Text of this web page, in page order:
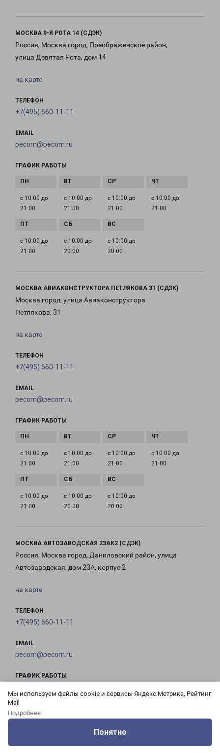
Мы используем файлы cookie и сервисы Яндекс.Метрика, Рейтинг
Mail
Подробнее
Понятно
МОСКВА 9-Я РОТА 14 (СДЭК)
Россия, Москва город, Преображенское район,
улица Девятая Рота, дом 14
на карте
ТЕЛЕФОН
+7(495) 660-11-11
EMAIL
pecom@pecom.ru
ГРАФИК РАБОТЫ
с 10:00 до
21:00
с 10:00 до
21:00
с 10:00 до
21:00
с 10:00 до
21:00
с 10:00 до
21:00
с 10:00 до
20:00
с 10:00 до
20:00
МОСКВА АВИАКОНСТРУКТОРА ПЕТЛЯКОВА 31 (СДЭК)
Москва город, улица Авиаконструктора
Петлякова, 31
на карте
ТЕЛЕФОН
+7(495) 660-11-11
EMAIL
pecom@pecom.ru
ГРАФИК РАБОТЫ
с 10:00 до
21:00
с 10:00 до
21:00
с 10:00 до
21:00
с 10:00 до
21:00
с 10:00 до
21:00
с 10:00 до
20:00
с 10:00 до
20:00
МОСКВА АВТОЗАВОДСКАЯ 23АК2 (СДЭК)
Россия, Москва город, Даниловский район, улица
Автозаводская, дом 23А, корпус 2
на карте
ТЕЛЕФОН
+7(495) 660-11-11
EMAIL
pecom@pecom.ru
ГРАФИК РАБОТЫ
21:00
21:00
21:00
21:00